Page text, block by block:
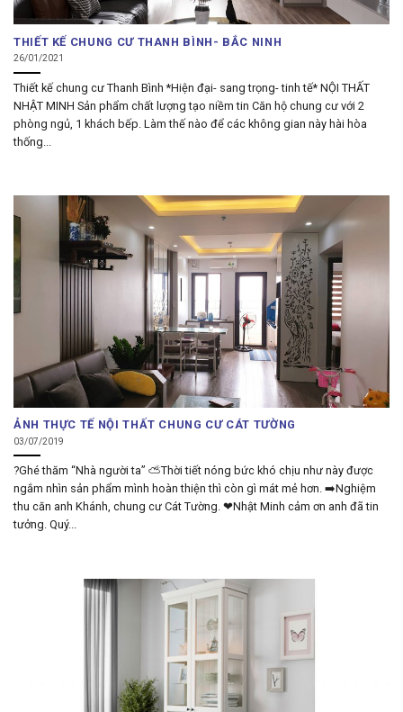
THIẾT KẾ CHUNG CƯ THANH BÌNH- BẮC NINH
26/01/2021
Thiết kế chung cư Thanh Bình *Hiện đại- sang trọng- tinh tế* NỘI THẤT
NHẬT MINH Sản phẩm chất lượng tạo niềm tin Căn hộ chung cư với 2
phòng ngủ, 1 khách bếp. Làm thế nào để các không gian này hài hòa
thống...
ẢNH THỰC TẾ NỘI THẤT CHUNG CƯ CÁT TƯỜNG
03/07/2019
?Ghé thăm “Nhà người ta” ⛅Thời tiết nóng bức khó chịu như này được
ngắm nhìn sản phẩm mình hoàn thiện thì còn gì mát mẻ hơn. ➡️Nghiệm
thu căn anh Khánh, chung cư Cát Tường. ❤Nhật Minh cảm ơn anh đã tin
tưởng. Quý...